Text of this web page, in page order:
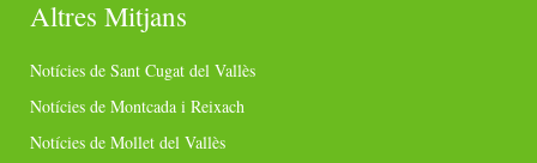
Altres Mitjans
Notícies de Sant Cugat del Vallès
Notícies de Montcada i Reixach
Notícies de Mollet del Vallès